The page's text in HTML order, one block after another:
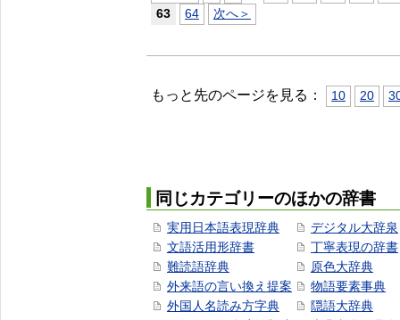
63
64 次へ＞
もっと先のページを見る： 10 20
同じカテゴリーのほかの辞書
実用日本語表現辞典
文語活用形辞書
難読語辞典
外来語の言い換え提案
外国人名読み方字典
デジタル大辞泉
丁寧表現の辞書
原色大辞典
物語要素事典
隠語大辞典